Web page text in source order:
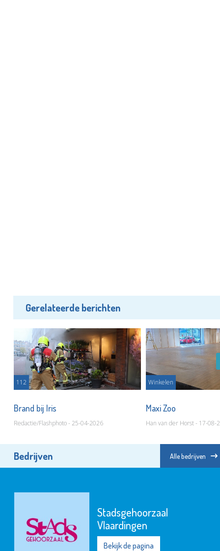
Gerelateerde berichten
112
Brand bij Iris
Redactie/Flashphoto - 25-04-2026
Winkelen
Maxi Zoo
Han van der Horst - 17-08-
Bedrijven Alle bedrijven
Stadsgehoorzaal
Vlaardingen
Bekijk de pagina